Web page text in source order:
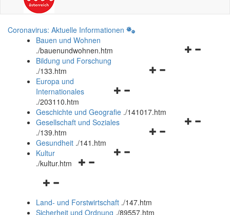
Coronavirus: Aktuelle Informationen
Bauen und Wohnen
./bauenundwohnen.htm
Navigationsmenü
Bildung und Forschung
./133.htm
Navigationsmenü
und
schließen
Europa und
Internationales
./203110.htm
Geschichte und Geografie ./141017.htm
Navigationsmenü
Gesellschaft und Soziales
./139.htm
Navigationsmenü
Gesundheit ./141.htm
Navigationsmenü
Kultur
./kultur.htm
Navigationsmenü
und
schließen
Land- und Forstwirtschaft ./147.htm
Sicherheit und Ordnung ./89557.htm